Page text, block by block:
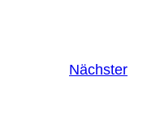
Nächster